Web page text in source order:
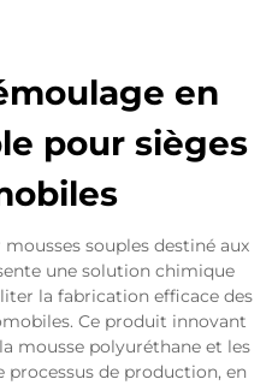
en
pour sièges
souples destiné aux
une solution chimique
la fabrication efficace des
Ce produit innovant
mousse polyuréthane et les
processus de production, en